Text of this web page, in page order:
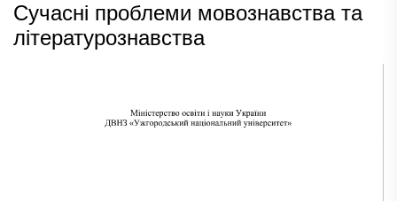
Сучасні проблеми мовознавства та
літературознавства